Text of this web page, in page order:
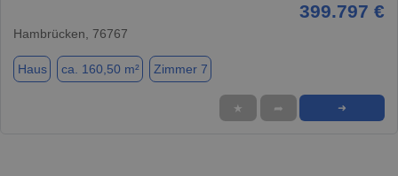
399.797 €
Hambrücken, 76767
Haus ca. 160,50 m² Zimmer 7
★ ➦ ➜